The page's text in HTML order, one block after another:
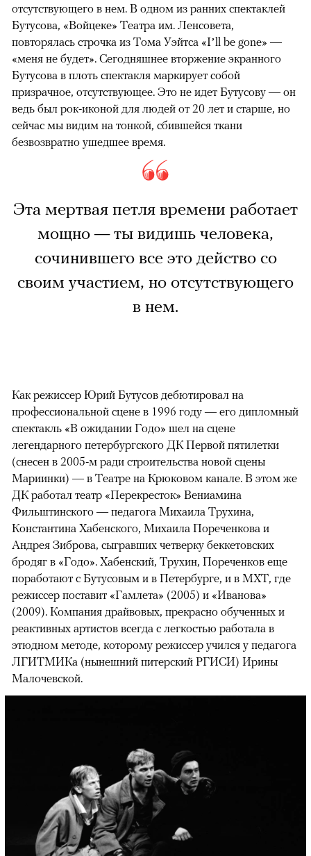
отсутствующего в нем. В одном из ранних спектаклей
Бутусова, «Войцеке» Театра им. Ленсовета,
повторялась строчка из Тома Уэйтса «I’ll be gone» —
«меня не будет». Сегодняшнее вторжение экранного
Бутусова в плоть спектакля маркирует собой
призрачное, отсутствующее. Это не идет Бутусову — он
ведь был рок-иконой для людей от 20 лет и старше, но
сейчас мы видим на тонкой, сбившейся ткани
безвозвратно ушедшее время.
Эта мертвая петля времени работает
мощно — ты видишь человека,
сочинившего все это действо со
своим участием, но отсутствующего
в нем.
Как режиссер Юрий Бутусов дебютировал на
профессиональной сцене в 1996 году — его дипломный
спектакль «В ожидании Годо» шел на сцене
легендарного петербургского ДК Первой пятилетки
(снесен в 2005-м ради строительства новой сцены
Мариинки) — в Театре на Крюковом канале. В этом же
ДК работал театр «Перекресток» Вениамина
Фильштинского — педагога Михаила Трухина,
Константина Хабенского, Михаила Пореченкова и
Андрея Зиброва, сыгравших четверку беккетовских
бродяг в «Годо». Хабенский, Трухин, Пореченков еще
поработают с Бутусовым и в Петербурге, и в МХТ, где
режиссер поставит «Гамлета» (2005) и «Иванова»
(2009). Компания драйвовых, прекрасно обученных и
реактивных артистов всегда с легкостью работала в
этюдном методе, которому режиссер учился у педагога
ЛГИТМИКа (нынешний питерский РГИСИ) Ирины
Малочевской.